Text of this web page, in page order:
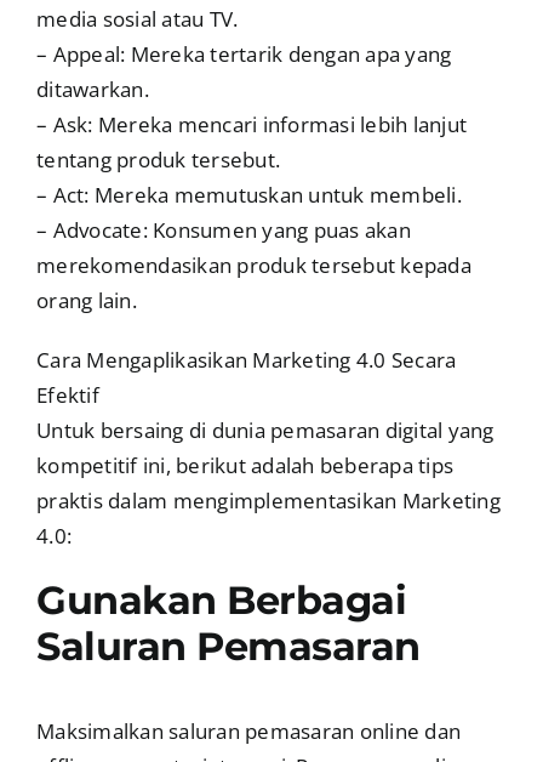
media sosial atau TV.
– Appeal: Mereka tertarik dengan apa yang
ditawarkan.
– Ask: Mereka mencari informasi lebih lanjut
tentang produk tersebut.
– Act: Mereka memutuskan untuk membeli.
– Advocate: Konsumen yang puas akan
merekomendasikan produk tersebut kepada
orang lain.
Cara Mengaplikasikan Marketing 4.0 Secara
Efektif
Untuk bersaing di dunia pemasaran digital yang
kompetitif ini, berikut adalah beberapa tips
praktis dalam mengimplementasikan Marketing
4.0:
Gunakan Berbagai
Saluran Pemasaran
Maksimalkan saluran pemasaran online dan